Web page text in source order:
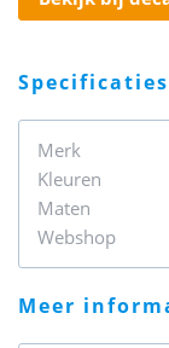
specificaties
Merk
Kleuren
Maten
Webshop
meer